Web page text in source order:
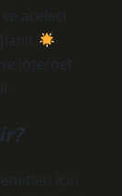
aceleci
internet
için